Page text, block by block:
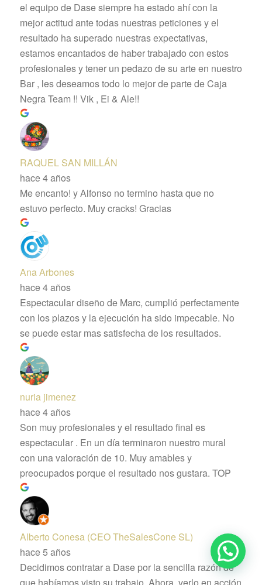
el equipo de Dase siempre ha estado ahí con la
mejor actitud ante todas nuestras peticiones y el
resultado ha superado nuestras expectativas,
estamos encantados de haber trabajado con estos
profesionales y tener un pedazo de su arte en nuestro
Bar , les deseamos todo lo mejor de parte de Caja
Negra Team !! Vik , Ei & Ale!!
RAQUEL SAN MILLÁN
hace 4 años
Me encanto! y Alfonso no termino hasta que no
estuvo perfecto. Muy cracks! Gracias
Ana Arbones
hace 4 años
Espectacular diseño de Marc, cumplió perfectamente
con los plazos y la ejecución ha sido impecable. No
se puede estar mas satisfecha de los resultados.
nuria jimenez
hace 4 años
Son muy profesionales y el resultado final es
espectacular . En un día terminaron nuestro mural
con una valoración de 10. Muy amables y
preocupados porque el resultado nos gustara. TOP
Alberto Conesa (CEO TheSalesCone SL)
hace 5 años
Decidimos contratar a Dase por la sencilla razón de